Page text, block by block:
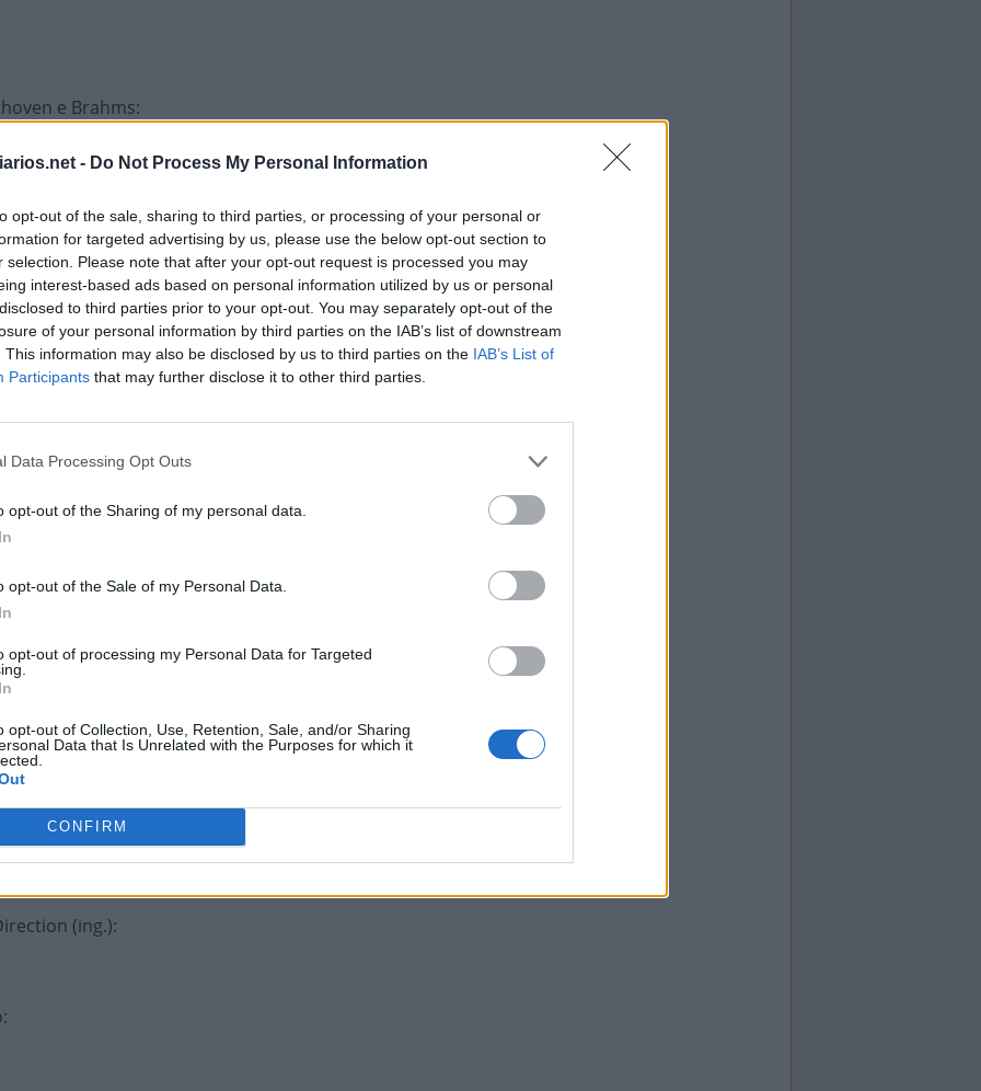
- Do Not Process My Personal Information
opt-out of the sale, sharing to third parties, or processing of your personal or
for targeted advertising by us, please use the below opt-out section to
selection. Please note that after your opt-out request is processed you may
interest-based ads based on personal information utilized by us or personal
to third parties prior to your opt-out. You may separately opt-out of the
of your personal information by third parties on the IAB’s list of downstream
This information may also be disclosed by us to third parties on the IAB’s List of
Participants that may further disclose it to other third parties.
Data Processing Opt Outs
opt-out of the Sharing of my personal data.
opt-out of the Sale of my Personal Data.
opt-out of processing my Personal Data for Targeted
opt-out of Collection, Use, Retention, Sale, and/or Sharing
Data that Is Unrelated with the Purposes for which it
CONFIRM
e Brahms:
rede de TV
Chico Xavier:
__ Harmon:
astrológico
do Legião:
(ing.):
: